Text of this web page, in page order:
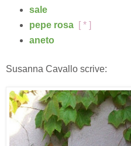
sale
pepe rosa
[ * ]
aneto
Susanna Cavallo scrive: